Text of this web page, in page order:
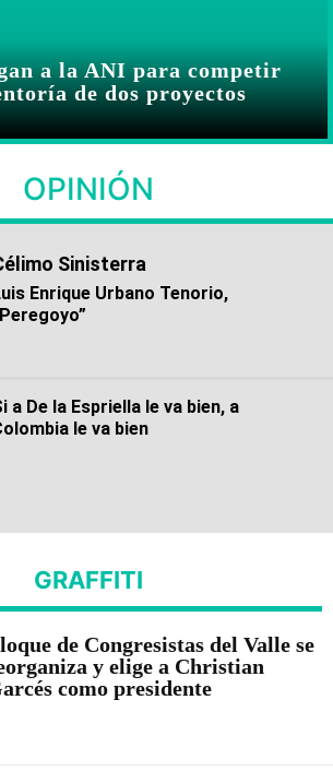
a la ANI para competir
de dos proyectos
OPINIÓN
Sinisterra
Enrique Urbano Tenorio,
a De la Espriella le va bien, a
le va bien
GRAFFITI
de Congresistas del Valle se
y elige a Christian
como presidente